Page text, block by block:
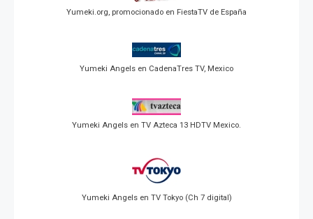
Yumeki.org, promocionado en FiestaTV de España
Yumeki Angels en CadenaTres TV, Mexico
Yumeki Angels en TV Azteca 13 HDTV Mexico.
Yumeki Angels en TV Tokyo (Ch 7 digital)